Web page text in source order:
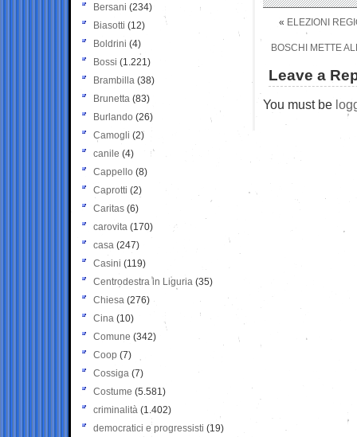
« ELEZIONI
BOSCHI METTE
Leave a
You must be
Bersani (234)
Biasotti (12)
Boldrini (4)
Bossi (1.221)
Brambilla (38)
Brunetta (83)
Burlando (26)
Camogli (2)
canile (4)
Cappello (8)
Caprotti (2)
Caritas (6)
carovita (170)
casa (247)
Casini (119)
Centrodestra in Liguria (35)
Chiesa (276)
Cina (10)
Comune (342)
Coop (7)
Cossiga (7)
Costume (5.581)
criminalità (1.402)
democratici e progressisti (19)